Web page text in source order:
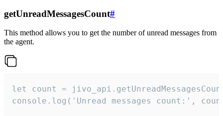
getUnreadMessagesCount#
This method allows you to get the number of unread messages from
the agent.
let count =
console.log('Unread messages count:',